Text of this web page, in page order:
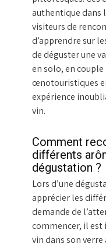
authentique dans
visiteurs de
d’apprendre sur
de déguster une
en solo, en
œnotouristiques
expérience
vin.
Comment
différents
dégustation ?
Lors d’une
apprécier les
demande de
commencer, il
vin dans son